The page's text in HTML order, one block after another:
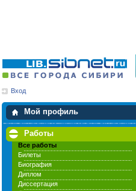
Вход
Мой профиль
Мои закладки
Работы
Все работы
Билеты
Биография
Диплом
Диссертация